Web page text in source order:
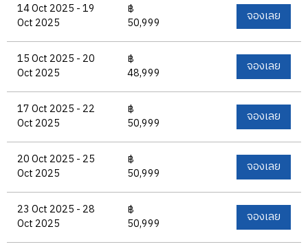
14 Oct 2025 - 19
Oct 2025
฿
50,999
จองเลย
15 Oct 2025 - 20
Oct 2025
฿
48,999
จองเลย
17 Oct 2025 - 22
Oct 2025
฿
50,999
จองเลย
20 Oct 2025 - 25
Oct 2025
฿
50,999
จองเลย
23 Oct 2025 - 28
Oct 2025
฿
50,999
จองเลย